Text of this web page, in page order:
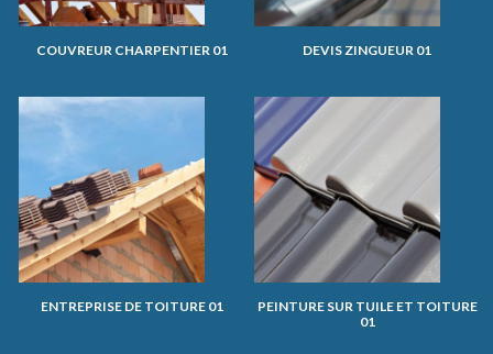
COUVREUR CHARPENTIER 01 DEVIS ZINGUEUR 01
ENTREPRISE DE TOITURE 01
PEINTURE SUR TUILE ET TOITURE
01